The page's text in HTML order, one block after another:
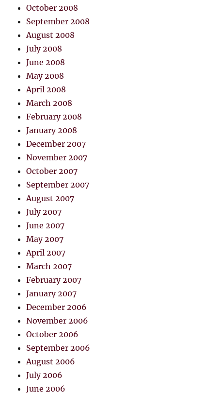
October 2008
September 2008
August 2008
July 2008
June 2008
May 2008
April 2008
March 2008
February 2008
January 2008
December 2007
November 2007
October 2007
September 2007
August 2007
July 2007
June 2007
May 2007
April 2007
March 2007
February 2007
January 2007
December 2006
November 2006
October 2006
September 2006
August 2006
July 2006
June 2006